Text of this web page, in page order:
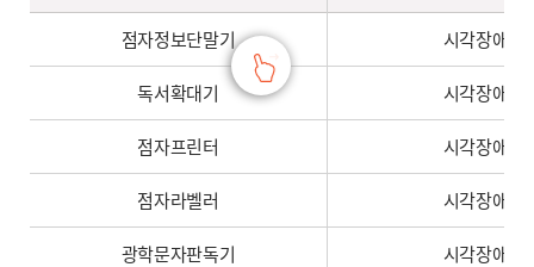
점자정보단말기 시각장애
독서확대기 시각장애
점자프린터 시각장애
점자라벨러 시각장애
광학문자판독기 시각장애